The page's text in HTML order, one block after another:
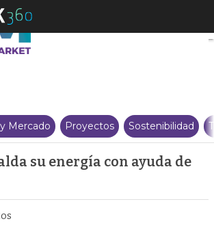
Cinesa respalda su energía con
Mercado Proyectos Sostenibilidad
su energía con ayuda de